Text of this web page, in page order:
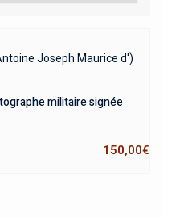
Joseph Maurice d')
militaire signée
150,00€